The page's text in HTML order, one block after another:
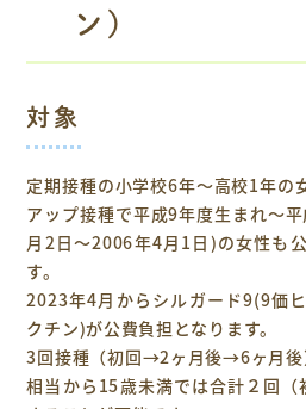
ン）
対象
定期接種の小学校6年～高校1年の
アップ接種で平成9年度生まれ～
月2日～2006年4月1日)の女性も
す。
2023年4月からシルガード9(9価
クチン)が公費負担となります。
3回接種（初回→2ヶ月後→6ヶ月後
相当から15歳未満では合計２回